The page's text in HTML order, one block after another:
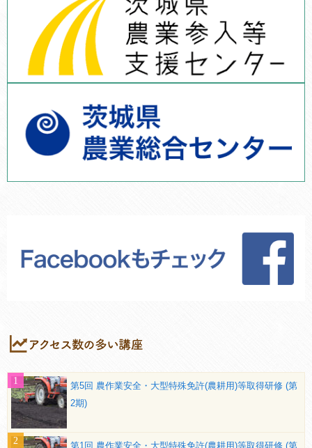
第5回 農作業安全・大型特殊免許(農耕用)等取得研修 (第
2期)
第1回 農作業安全・大型特殊免許(農耕用)等取得研修 (第